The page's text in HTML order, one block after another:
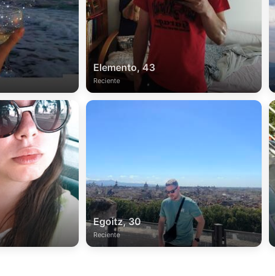
Elemento, 43
Reciente
Egoitz, 30
Reciente